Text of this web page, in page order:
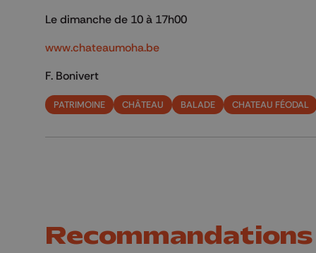
Le dimanche de 10 à 17h00
www.chateaumoha.be
F. Bonivert
PATRIMOINE CHÂTEAU BALADE CHATEAU FÉODAL
Recommandations